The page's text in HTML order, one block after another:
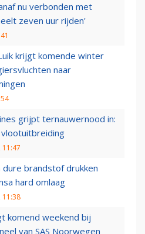
nu verbonden met
zeven uur rijden'
krijgt komende winter
naar
grijpt ternauwernood in:
11:47
dure brandstof drukken
hard omlaag
11:38
komend weekend bij
van SAS Noorwegen